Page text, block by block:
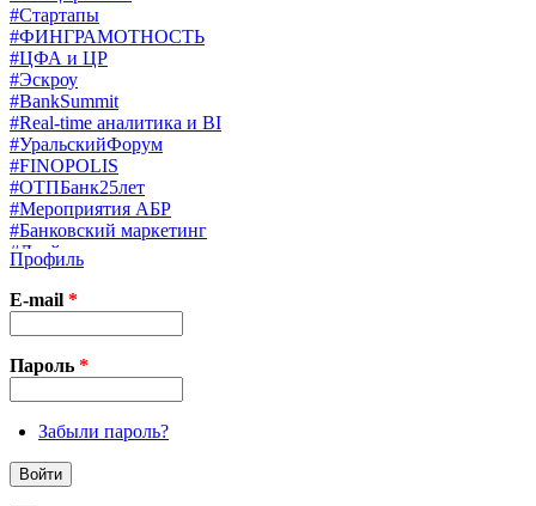
#Стартапы
#ФИНГРАМОТНОСТЬ
#ЦФА и ЦР
#Эскроу
#BankSummit
#Real-time аналитика и BI
#УральскийФорум
#FINOPOLIS
#ОТПБанк25лет
#Мероприятия АБР
#Банковский маркетинг
#Драйверы страхования
#Финконгресс ЦБ
#PB&WM
#UX/CX
#Экосистемы
X
Профиль
E-mail *
Пароль *
Забыли пароль?